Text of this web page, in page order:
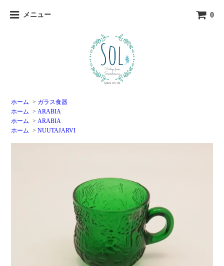
メニュー 0
ホーム > ガラス食器
ホーム > ARABIA
ホーム > ARABIA
ホーム >NUUTAJARVI